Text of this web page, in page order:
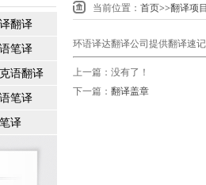
当前位置： 首页>>翻译项
环语译达翻译公司提供翻译速
上一篇：没有了！
下一篇： 翻译盖章
翻译
笔译
语翻译
笔译
译